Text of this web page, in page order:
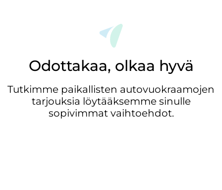
Odottakaa, olkaa hyvä
Tutkimme paikallisten autovuokraamojen
tarjouksia löytääksemme sinulle
sopivimmat vaihtoehdot.